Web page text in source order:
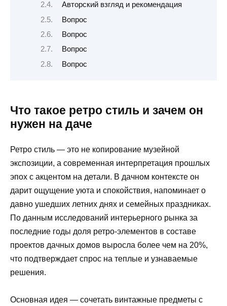
Авторский взгляд и рекомендация
Вопрос
Вопрос
Вопрос
Вопрос
Что такое ретро стиль и зачем он
нужен на даче
Ретро стиль — это не копирование музейной
экспозиции, а современная интерпретация прошлых
эпох с акцентом на детали. В дачном контексте он
дарит ощущение уюта и спокойствия, напоминает о
давно ушедших летних днях и семейных праздниках.
По данным исследований интерьерного рынка за
последние годы доля ретро-элементов в составе
проектов дачных домов выросла более чем на 20%,
что подтверждает спрос на теплые и узнаваемые
решения.
Основная идея — сочетать винтажные предметы с